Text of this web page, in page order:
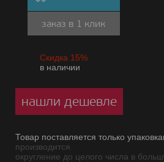
заказ в 1 клик
Скидка 15%
в наличии
нашли дешевле
Товар поставляется только
производится
округление до целого числа в